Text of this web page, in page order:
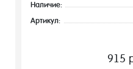
Наличие:
Артикул:
915